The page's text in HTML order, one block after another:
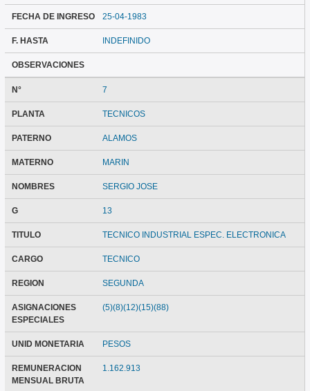
FECHA DE INGRESO 25-04-1983
F. HASTA INDEFINIDO
OBSERVACIONES
N° 7
PLANTA TECNICOS
PATERNO ALAMOS
MATERNO MARIN
NOMBRES SERGIO JOSE
G 13
TITULO TECNICO INDUSTRIAL ESPEC. ELECTRONICA
CARGO TECNICO
REGION SEGUNDA
ASIGNACIONES
ESPECIALES
(5)(8)(12)(15)(88)
UNID MONETARIA PESOS
REMUNERACION
MENSUAL BRUTA
1.162.913